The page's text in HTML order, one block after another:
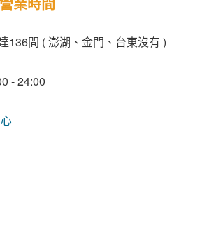
136間 ( 澎湖、金門、台東沒有 )
- 24:00